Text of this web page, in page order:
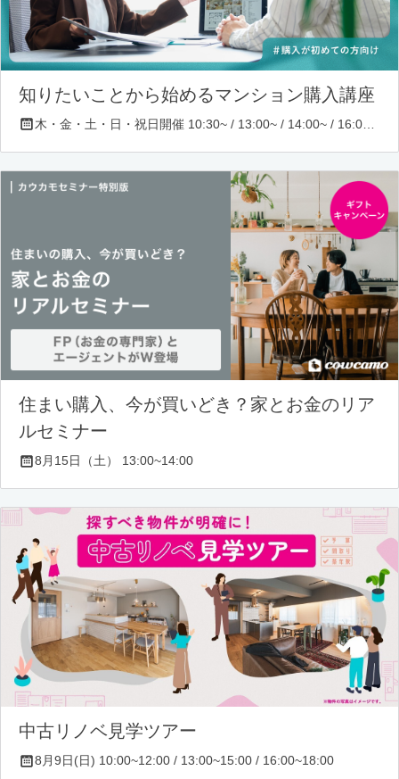
知りたいことから始めるマンション購入講座
住まい購入、今が買いどき？家とお金のリア
ルセミナー
8月15日（土） 13:00~14:00
中古リノベ見学ツアー
8月9日(日) 10:00~12:00 / 13:00~15:00 / 16:00~18:00